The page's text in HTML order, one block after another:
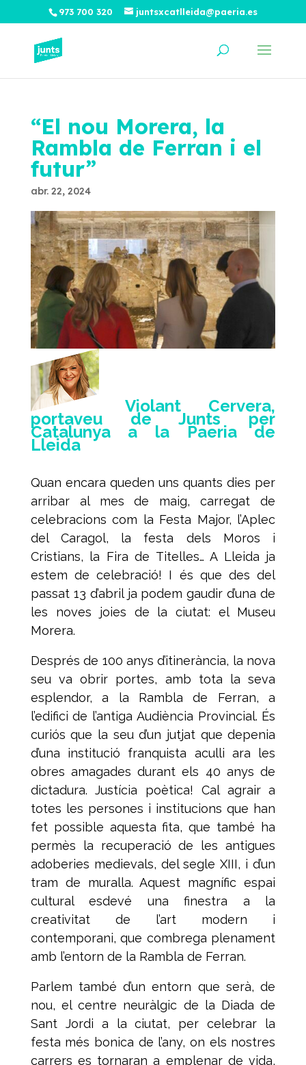
973 700 320 juntsxcatlleida@paeria.es
“El nou Morera, la
Rambla de Ferran i el
futur”
abr. 22, 2024
Violant Cervera,
portaveu de Junts per
Catalunya a la Paeria de
Lleida
Quan encara queden uns quants dies per
arribar al mes de maig, carregat de
celebracions com la Festa Major, l’Aplec
del Caragol, la festa dels Moros i
Cristians, la Fira de Titelles… A Lleida ja
estem de celebració! I és que des del
passat 13 d’abril ja podem gaudir d’una de
les noves joies de la ciutat: el Museu
Morera.
Després de 100 anys d’itinerància, la nova
seu va obrir portes, amb tota la seva
esplendor, a la Rambla de Ferran, a
l’edifici de l’antiga Audiència Provincial. És
curiós que la seu d’un jutjat que depenia
d’una institució franquista aculli ara les
obres amagades durant els 40 anys de
dictadura. Justícia poètica! Cal agrair a
totes les persones i institucions que han
fet possible aquesta fita, que també ha
permès la recuperació de les antigues
adoberies medievals, del segle XIII, i d’un
tram de muralla. Aquest magnífic espai
cultural esdevé una finestra a la
creativitat de l’art modern i
contemporani, que combrega plenament
amb l’entorn de la Rambla de Ferran.
Parlem també d’un entorn que serà, de
nou, el centre neuràlgic de la Diada de
Sant Jordi a la ciutat, per celebrar la
festa més bonica de l’any, on els nostres
carrers es tornaran a emplenar de vida,